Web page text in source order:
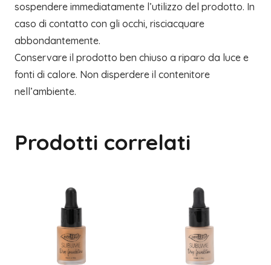
sospendere immediatamente l’utilizzo del prodotto. In
caso di contatto con gli occhi, risciacquare
abbondantemente.
Conservare il prodotto ben chiuso a riparo da luce e
fonti di calore. Non disperdere il contenitore
nell’ambiente.
Prodotti correlati